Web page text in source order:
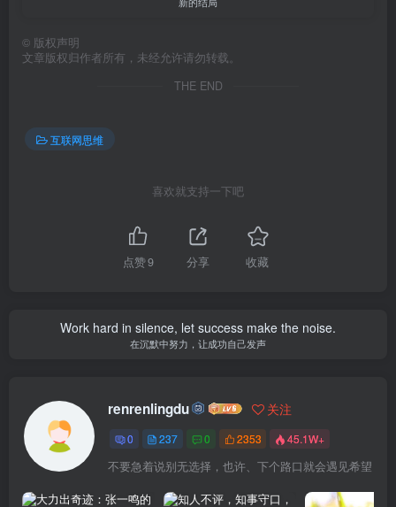
© 版权声明
文章版权归作者所有，未经允许请勿转载。
THE END
互联网思维
喜欢就支持一下吧
点赞9 分享 收藏
Work hard in silence, let success make the noise.
在沉默中努力，让成功自己发声
renrenlingdu 关注
0 237 0 2353 45.1W+
不要急着说别无选择，也许、下个路口就会遇见希望